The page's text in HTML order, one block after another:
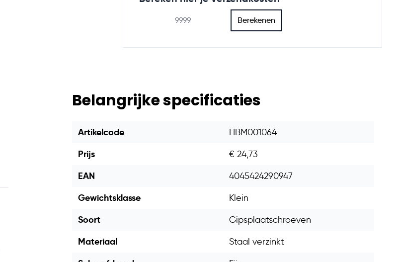
Berekenen
Belangrijke specificaties
Artikelcode HBM001064
Prijs € 24,73
EAN 4045424290947
Gewichtsklasse Klein
Soort Gipsplaatschroeven
Materiaal Staal verzinkt